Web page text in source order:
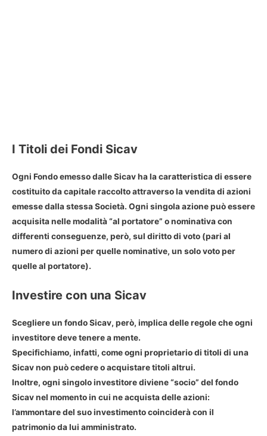
I Titoli dei Fondi Sicav
Ogni Fondo emesso dalle Sicav ha la caratteristica di essere
costituito da capitale raccolto attraverso la vendita di azioni
emesse dalla stessa Società. Ogni singola azione può essere
acquisita nelle modalità “al portatore” o nominativa con
differenti conseguenze, però, sul diritto di voto (pari al
numero di azioni per quelle nominative, un solo voto per
quelle al portatore).
Investire con una Sicav
Scegliere un fondo Sicav, però, implica delle regole che ogni
investitore deve tenere a mente.
Specifichiamo, infatti, come ogni proprietario di titoli di una
Sicav non può cedere o acquistare titoli altrui.
Inoltre, ogni singolo investitore diviene “socio” del fondo
Sicav nel momento in cui ne acquista delle azioni:
l’ammontare del suo investimento coinciderà con il
patrimonio da lui amministrato.